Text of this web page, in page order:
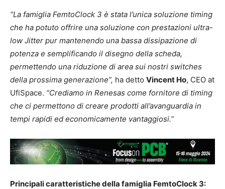
“La famiglia FemtoClock 3 è stata l’unica soluzione timing
che ha potuto offrire una soluzione con prestazioni ultra-
low Jitter pur mantenendo una bassa dissipazione di
potenza e semplificando il disegno della scheda,
permettendo una riduzione di area sui nostri switches
della prossima generazione”, ha detto Vincent Ho, CEO at
UfiSpace. “Crediamo in Renesas come fornitore di timing
che ci permettono di creare prodotti all’avanguardia in
tempi rapidi ed economicamente vantaggiosi.”
Principali caratteristiche della famiglia FemtoClock 3: